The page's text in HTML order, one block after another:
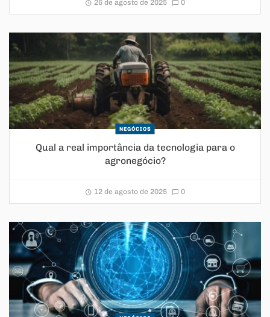
26 de agosto de 2025 0
NEGÓCIOS
Qual a real importância da tecnologia para o
agronegócio?
12 de agosto de 2025 0